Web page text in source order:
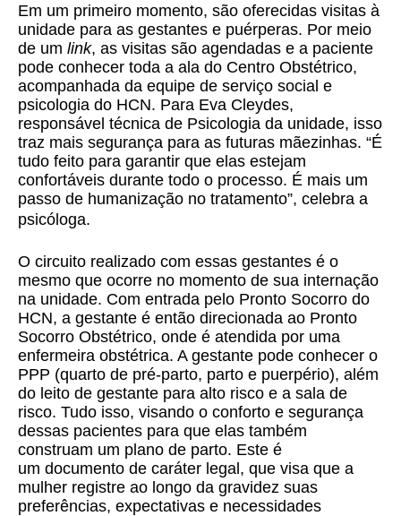
Em um primeiro momento, são oferecidas visitas à
unidade para as gestantes e puérperas. Por meio
de um link, as visitas são agendadas e a paciente
pode conhecer toda a ala do Centro Obstétrico,
acompanhada da equipe de serviço social e
psicologia do HCN. Para Eva Cleydes,
responsável técnica de Psicologia da unidade, isso
traz mais segurança para as futuras mãezinhas. “É
tudo feito para garantir que elas estejam
confortáveis durante todo o processo. É mais um
passo de humanização no tratamento”, celebra a
psicóloga.
O circuito realizado com essas gestantes é o
mesmo que ocorre no momento de sua internação
na unidade. Com entrada pelo Pronto Socorro do
HCN, a gestante é então direcionada ao Pronto
Socorro Obstétrico, onde é atendida por uma
enfermeira obstétrica. A gestante pode conhecer o
PPP (quarto de pré-parto, parto e puerpério), além
do leito de gestante para alto risco e a sala de
risco. Tudo isso, visando o conforto e segurança
dessas pacientes para que elas também
construam um plano de parto. Este é
um documento de caráter legal, que visa que a
mulher registre ao longo da gravidez suas
preferências, expectativas e necessidades